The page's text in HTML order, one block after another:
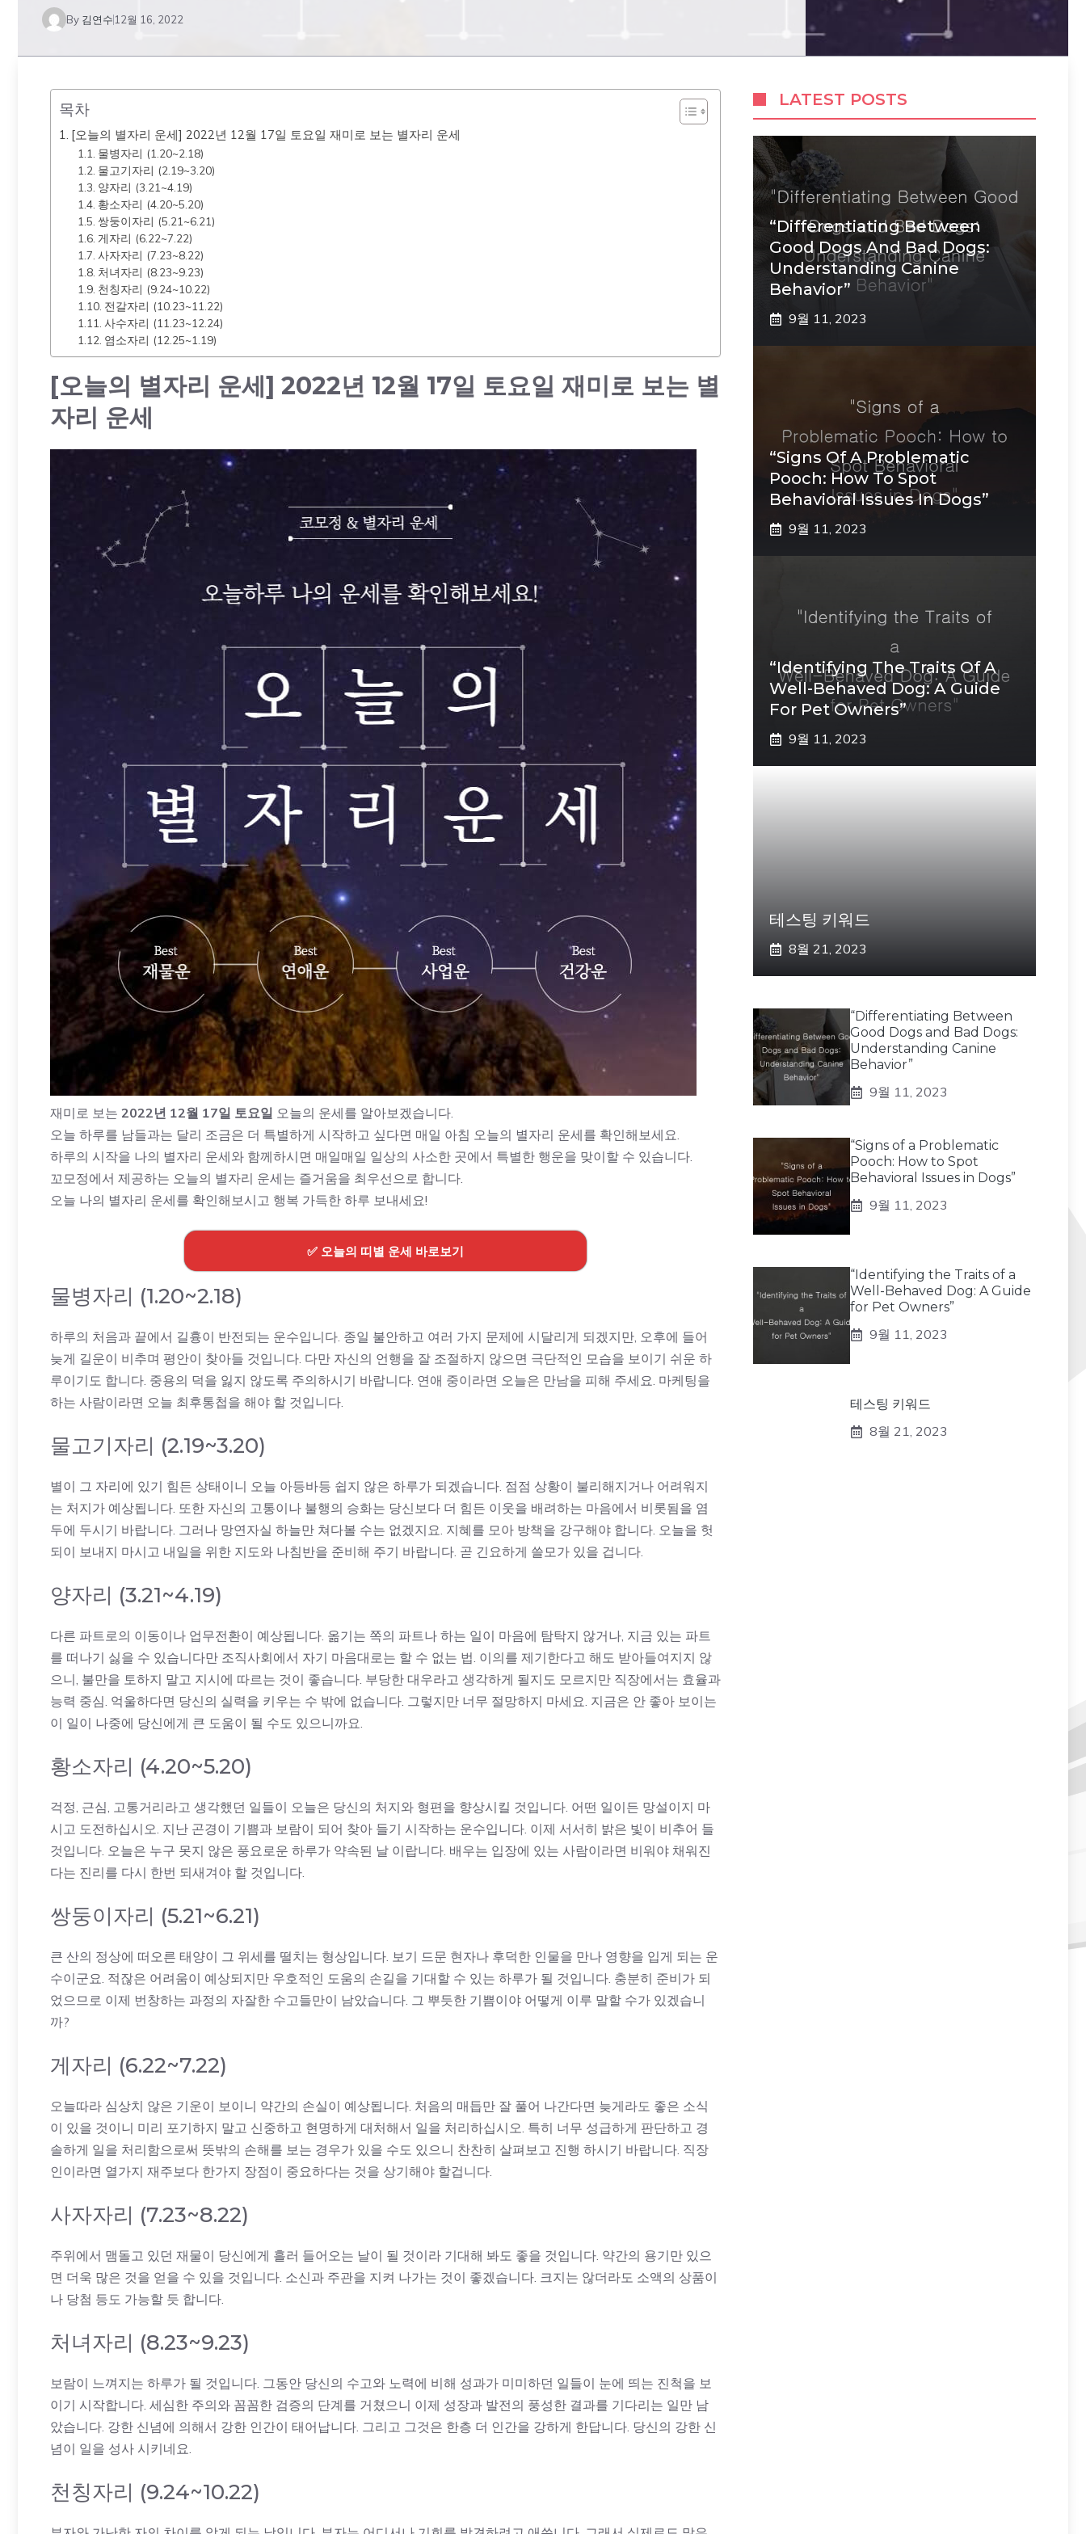
By 김연수 12월 16, 2022
목차
[오늘의 별자리 운세] 2022년 12월 17일 토요일 재미로 보는 별자리 운세
물병자리 (1.20~2.18)
물고기자리 (2.19~3.20)
양자리 (3.21~4.19)
황소자리 (4.20~5.20)
쌍둥이자리 (5.21~6.21)
게자리 (6.22~7.22)
사자자리 (7.23~8.22)
처녀자리 (8.23~9.23)
천칭자리 (9.24~10.22)
전갈자리 (10.23~11.22)
사수자리 (11.23~12.24)
염소자리 (12.25~1.19)
[오늘의 별자리 운세] 2022년 12월 17일 토요일 재미로 보는 별
자리 운세
재미로 보는 2022년 12월 17일 토요일 오늘의 운세를 알아보겠습니다.
오늘 하루를 남들과는 달리 조금은 더 특별하게 시작하고 싶다면 매일 아침 오늘의 별자리 운세를 확인해보세요.
하루의 시작을 나의 별자리 운세와 함께하시면 매일매일 일상의 사소한 곳에서 특별한 행운을 맞이할 수 있습니다.
꼬모정에서 제공하는 오늘의 별자리 운세는 즐거움을 최우선으로 합니다.
오늘 나의 별자리 운세를 확인해보시고 행복 가득한 하루 보내세요!
✅ 오늘의 띠별 운세 바로보기
물병자리 (1.20~2.18)
하루의 처음과 끝에서 길흉이 반전되는 운수입니다. 종일 불안하고 여러 가지 문제에 시달리게 되겠지만, 오후에 들어
늦게 길운이 비추며 평안이 찾아들 것입니다. 다만 자신의 언행을 잘 조절하지 않으면 극단적인 모습을 보이기 쉬운 하
루이기도 합니다. 중용의 덕을 잃지 않도록 주의하시기 바랍니다. 연애 중이라면 오늘은 만남을 피해 주세요. 마케팅을
하는 사람이라면 오늘 최후통첩을 해야 할 것입니다.
물고기자리 (2.19~3.20)
별이 그 자리에 있기 힘든 상태이니 오늘 아등바등 쉽지 않은 하루가 되겠습니다. 점점 상황이 불리해지거나 어려워지
는 처지가 예상됩니다. 또한 자신의 고통이나 불행의 승화는 당신보다 더 힘든 이웃을 배려하는 마음에서 비롯됨을 염
두에 두시기 바랍니다. 그러나 망연자실 하늘만 쳐다볼 수는 없겠지요. 지혜를 모아 방책을 강구해야 합니다. 오늘을 헛
되이 보내지 마시고 내일을 위한 지도와 나침반을 준비해 주기 바랍니다. 곧 긴요하게 쓸모가 있을 겁니다.
양자리 (3.21~4.19)
다른 파트로의 이동이나 업무전환이 예상됩니다. 옮기는 쪽의 파트나 하는 일이 마음에 탐탁지 않거나, 지금 있는 파트
를 떠나기 싫을 수 있습니다만 조직사회에서 자기 마음대로는 할 수 없는 법. 이의를 제기한다고 해도 받아들여지지 않
으니, 불만을 토하지 말고 지시에 따르는 것이 좋습니다. 부당한 대우라고 생각하게 될지도 모르지만 직장에서는 효율과
능력 중심. 억울하다면 당신의 실력을 키우는 수 밖에 없습니다. 그렇지만 너무 절망하지 마세요. 지금은 안 좋아 보이는
이 일이 나중에 당신에게 큰 도움이 될 수도 있으니까요.
황소자리 (4.20~5.20)
걱정, 근심, 고통거리라고 생각했던 일들이 오늘은 당신의 처지와 형편을 향상시킬 것입니다. 어떤 일이든 망설이지 마
시고 도전하십시오. 지난 곤경이 기쁨과 보람이 되어 찾아 들기 시작하는 운수입니다. 이제 서서히 밝은 빛이 비추어 들
것입니다. 오늘은 누구 못지 않은 풍요로운 하루가 약속된 날 이랍니다. 배우는 입장에 있는 사람이라면 비워야 채워진
다는 진리를 다시 한번 되새겨야 할 것입니다.
쌍둥이자리 (5.21~6.21)
큰 산의 정상에 떠오른 태양이 그 위세를 떨치는 형상입니다. 보기 드문 현자나 후덕한 인물을 만나 영향을 입게 되는 운
수이군요. 적잖은 어려움이 예상되지만 우호적인 도움의 손길을 기대할 수 있는 하루가 될 것입니다. 충분히 준비가 되
었으므로 이제 번창하는 과정의 자잘한 수고들만이 남았습니다. 그 뿌듯한 기쁨이야 어떻게 이루 말할 수가 있겠습니
까?
게자리 (6.22~7.22)
오늘따라 심상치 않은 기운이 보이니 약간의 손실이 예상됩니다. 처음의 매듭만 잘 풀어 나간다면 늦게라도 좋은 소식
이 있을 것이니 미리 포기하지 말고 신중하고 현명하게 대처해서 일을 처리하십시오. 특히 너무 성급하게 판단하고 경
솔하게 일을 처리함으로써 뜻밖의 손해를 보는 경우가 있을 수도 있으니 찬찬히 살펴보고 진행 하시기 바랍니다. 직장
인이라면 열가지 재주보다 한가지 장점이 중요하다는 것을 상기해야 할겁니다.
사자자리 (7.23~8.22)
주위에서 맴돌고 있던 재물이 당신에게 흘러 들어오는 날이 될 것이라 기대해 봐도 좋을 것입니다. 약간의 용기만 있으
면 더욱 많은 것을 얻을 수 있을 것입니다. 소신과 주관을 지켜 나가는 것이 좋겠습니다. 크지는 않더라도 소액의 상품이
나 당첨 등도 가능할 듯 합니다.
처녀자리 (8.23~9.23)
보람이 느껴지는 하루가 될 것입니다. 그동안 당신의 수고와 노력에 비해 성과가 미미하던 일들이 눈에 띄는 진척을 보
이기 시작합니다. 세심한 주의와 꼼꼼한 검증의 단계를 거쳤으니 이제 성장과 발전의 풍성한 결과를 기다리는 일만 남
았습니다. 강한 신념에 의해서 강한 인간이 태어납니다. 그리고 그것은 한층 더 인간을 강하게 한답니다. 당신의 강한 신
념이 일을 성사 시키네요.
천칭자리 (9.24~10.22)
LATEST POSTS
“Differentiating Between
Good Dogs And Bad Dogs:
Understanding Canine
Behavior”
9월 11, 2023
“Signs Of A Problematic
Pooch: How To Spot
Behavioral Issues In Dogs”
9월 11, 2023
“Identifying The Traits Of A
Well-Behaved Dog: A Guide
For Pet Owners”
9월 11, 2023
테스팅 키워드
8월 21, 2023
“Differentiating Between
Good Dogs and Bad Dogs:
Understanding Canine
Behavior”
9월 11, 2023
“Signs of a Problematic
Pooch: How to Spot
Behavioral Issues in Dogs”
9월 11, 2023
“Identifying the Traits of a
Well-Behaved Dog: A Guide
for Pet Owners”
9월 11, 2023
테스팅 키워드
8월 21, 2023